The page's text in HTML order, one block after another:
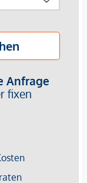
aus dem
dass die
daher ohne
tätig.